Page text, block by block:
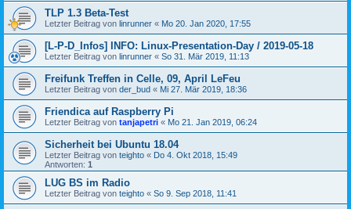
TLP 1.3 Beta-Test
Letzter Beitrag von linrunner « Mo 20. Jan 2020, 17:55
[L-P-D_Infos] INFO: Linux-Presentation-Day / 2019-05-18
Letzter Beitrag von linrunner « So 31. Mär 2019, 11:13
Freifunk Treffen in Celle, 09, April LeFeu
Letzter Beitrag von der_bud « Mi 27. Mär 2019, 18:36
Friendica auf Raspberry Pi
Letzter Beitrag von tanjapetri « Mo 21. Jan 2019, 06:24
Sicherheit bei Ubuntu 18.04
Letzter Beitrag von teighto « Do 4. Okt 2018, 15:49
Antworten: 1
LUG BS im Radio
Letzter Beitrag von teighto « So 9. Sep 2018, 11:41